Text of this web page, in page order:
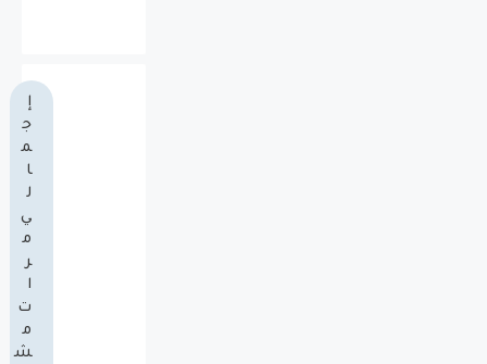
إ
ج
م
ا
ل
ي
م
ر
ا
ت
م
ش